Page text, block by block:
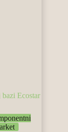
Ecostar